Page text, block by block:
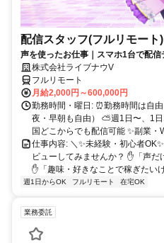
配信スタッフ(フルリモート)
声を使ったお仕事｜スマホ1台で配
～OK♪
株式会社ライブナウV
フルリモート
月給2,000円～600,000円
勤務時間・曜日: ⏰勤務時間は自
夜・早朝も自由） ⛅週1日〜、1
国どこからでも配信可能 ✨副業・
仕事内容: ＼✨未経験・初心者
ビューしてみませんか？ ✋「声
✋「趣味・好きなことで稼ぎたい
週1日からOK フルリモート 在宅OK
業務委託